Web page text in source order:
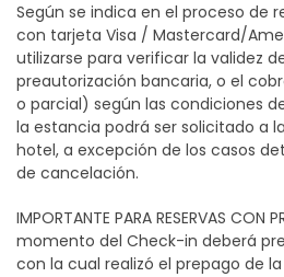
Según se indica en el proceso de
con tarjeta Visa / Mastercard/
utilizarse para verificar la validez
preautorización bancaria, o el
o parcial) según las condiciones
la estancia podrá ser solicitado a
hotel, a excepción de los casos
de cancelación.
IMPORTANTE PARA RESERVAS CON
momento del Check-in deberá
con la cual realizó el prepago de